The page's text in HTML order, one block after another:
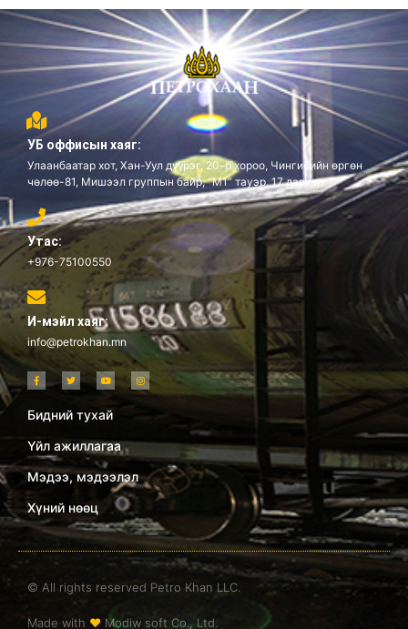
УБ оффисын хаяг:
Улаанбаатар хот, Хан-Уул дүүрэг, 20-р хороо, Чингисийн өргөн
чөлөө-81, Мишээл группын байр, “М1” тауэр, 17 давхар
Утас:
+976-75100550
И-мэйл хаяг:
info@petrokhan.mn
Бидний тухай
Үйл ажиллагаа
Мэдээ, мэдээлэл
Хүний нөөц
© All rights reserved Petro Khan LLC.
Made with ❤ Modiw soft Co., Ltd.